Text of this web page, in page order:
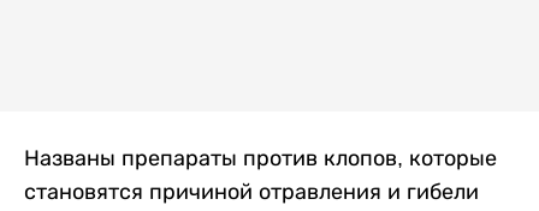
Названы препараты против клопов, которые
становятся причиной отравления и гибели